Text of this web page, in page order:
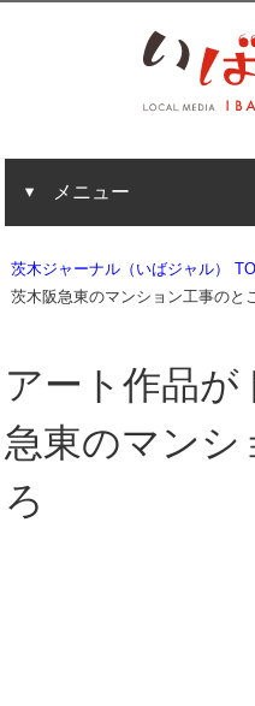
メニュー
茨木ジャーナル（いばジャル）
茨木阪急東のマンション工事のと
アート作品が
急東のマンシ
ろ